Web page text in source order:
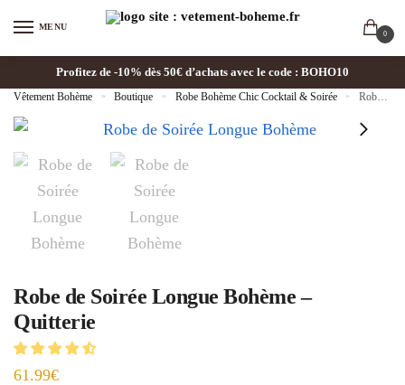
MENU
0
Profitez de -10% dès 50€ d’achats avec le code : BOHO10
Vêtement Bohème » Boutique » Robe Bohème Chic Cocktail & Soirée » Robe de Soirée Longue Bohème – Quitterie
Robe de Soirée Longue Bohème –
Quitterie
61.99€